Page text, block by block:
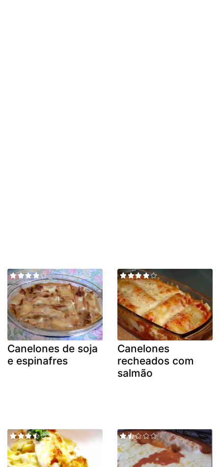
Canelones de soja
e espinafres
Canelones
recheados com
salmão